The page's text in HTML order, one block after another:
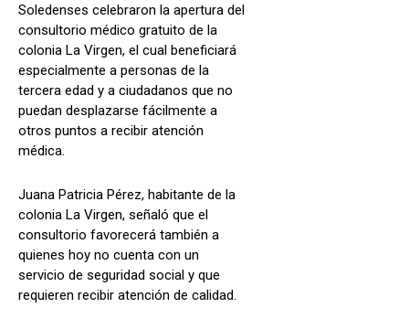
Soledenses celebraron la apertura del
consultorio médico gratuito de la
colonia La Virgen, el cual beneficiará
especialmente a personas de la
tercera edad y a ciudadanos que no
puedan desplazarse fácilmente a
otros puntos a recibir atención
médica.
Juana Patricia Pérez, habitante de la
colonia La Virgen, señaló que el
consultorio favorecerá también a
quienes hoy no cuenta con un
servicio de seguridad social y que
requieren recibir atención de calidad.